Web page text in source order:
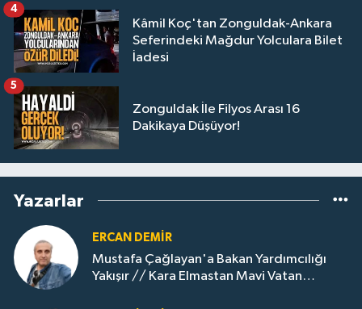
Kâmil Koç'tan Zonguldak-Ankara
Seferindeki Mağdur Yolculara Bilet
İadesi
4
Zonguldak İle Filyos Arası 16
Dakikaya Düşüyor!
5
Yazarlar
ERCAN DEMIR
Mustafa Çağlayan'a Bakan Yardımcılığı
Yakışır // ​Kara Elmastan Mavi Vatan